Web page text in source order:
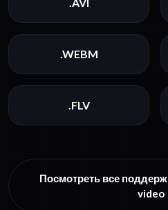
.WEBM
.FLV
Посмотреть все
video